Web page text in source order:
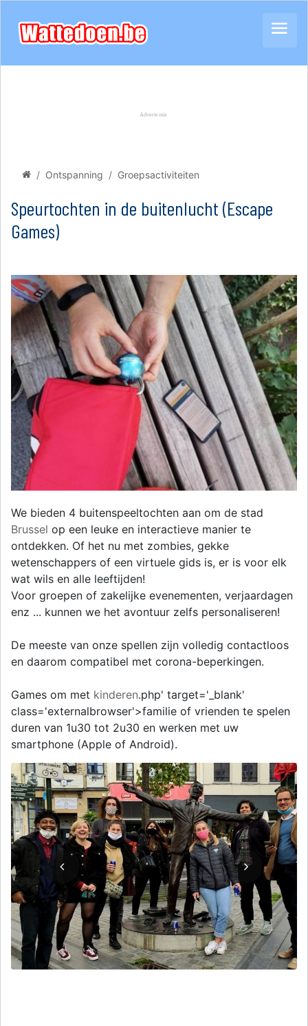
Ontspanning Groepsactiviteiten
Speurtochten in de buitenlucht (Escape
Games)
We bieden 4 buitenspeeltochten aan om de stad
Brussel op een leuke en interactieve manier te
ontdekken. Of het nu met zombies, gekke
wetenschappers of een virtuele gids is, er is voor elk
wat wils en alle leeftijden!
Voor groepen of zakelijke evenementen, verjaardagen
enz ... kunnen we het avontuur zelfs personaliseren!
De meeste van onze spellen zijn volledig contactloos
en daarom compatibel met corona-beperkingen.
Games om met kinderen.php' target='_blank'
class='externalbrowser'>familie of vrienden te spelen
duren van 1u30 tot 2u30 en werken met uw
smartphone (Apple of Android).